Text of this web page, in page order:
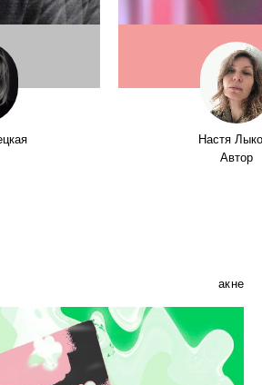
Настя
Автор
акне